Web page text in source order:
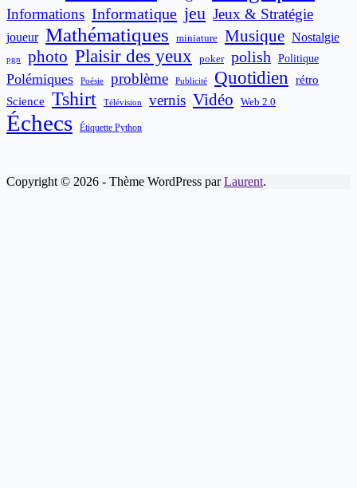
Informations Informatique jeu Jeux & Stratégie
joueur Mathématiques miniature Musique Nostalgie
pgn photo Plaisir des yeux poker polish Politique
Polémiques Poésie problème Publicité Quotidien
rétro
Science
Tshirt Télévision vernis Vidéo Web 2.0
Échecs Étiquette Python
Copyright © 2026 - Thème WordPress parLaurent.